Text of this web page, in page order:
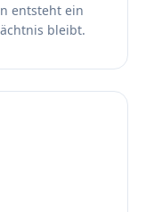
entsteht ein
bleibt.